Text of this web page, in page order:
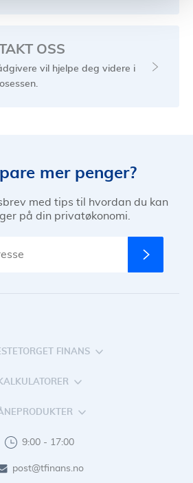
OSS
vil hjelpe deg videre i
mer penger?
med tips til hvordan du kan
på din privatøkonomi.
FINANS
KALKULATORER
9:00 - 17:00
post@tfinans.no